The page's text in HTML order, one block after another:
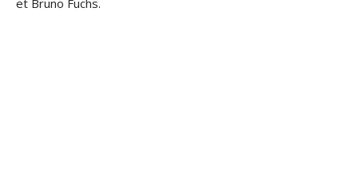
et Bruno Fuchs.